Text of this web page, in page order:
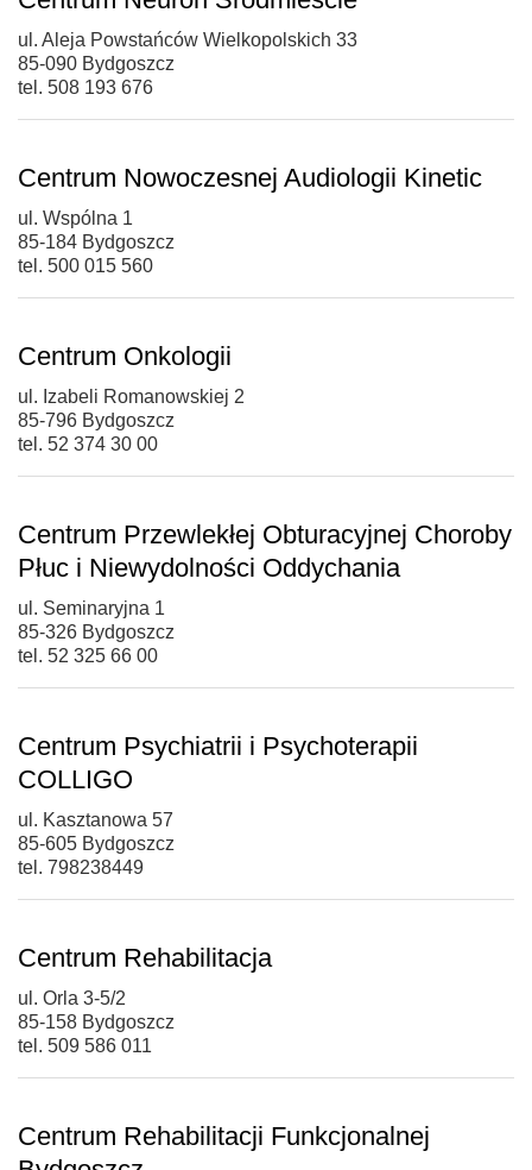
ul. Aleja Powstańców Wielkopolskich 33
85-090 Bydgoszcz
tel. 508 193 676
Centrum Nowoczesnej Audiologii Kinetic
ul. Wspólna 1
85-184 Bydgoszcz
tel. 500 015 560
Centrum Onkologii
ul. Izabeli Romanowskiej 2
85-796 Bydgoszcz
tel. 52 374 30 00
Centrum Przewlekłej Obturacyjnej Choroby
Płuc i Niewydolności Oddychania
ul. Seminaryjna 1
85-326 Bydgoszcz
tel. 52 325 66 00
Centrum Psychiatrii i Psychoterapii
COLLIGO
ul. Kasztanowa 57
85-605 Bydgoszcz
tel. 798238449
Centrum Rehabilitacja
ul. Orla 3-5/2
85-158 Bydgoszcz
tel. 509 586 011
Centrum Rehabilitacji Funkcjonalnej